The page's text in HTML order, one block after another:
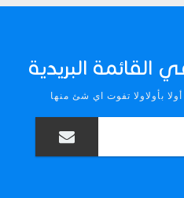
القائمة البريدية
بأولاولا تفوت اي شئ منها